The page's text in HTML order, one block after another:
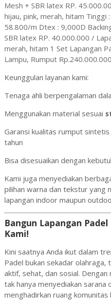
Mesh + SBR latex RP.
hijau, pink, merah, hitam
58.800/m Dtex : 9,000D
SBR latex RP. 40.000.000 /
merah, hitam 1 Set Lapangan
Lampu, Rumput
Keunggulan layanan kami:
Tenaga ahli berpengalaman
Menggunakan material sesuai
Garansi kualitas rumput
tahun
Bisa disesuaikan dengan
Kami juga menyediakan
pilihan warna dan tekstur yang
lapangan indoor maupun
Bangun Lapangan
Kami!
Kini saatnya Anda ikut dalam
Padel bukan sekadar olahraga,
aktif, sehat, dan sosial. Dengan
tak hanya menyediakan
menghadirkan ruang